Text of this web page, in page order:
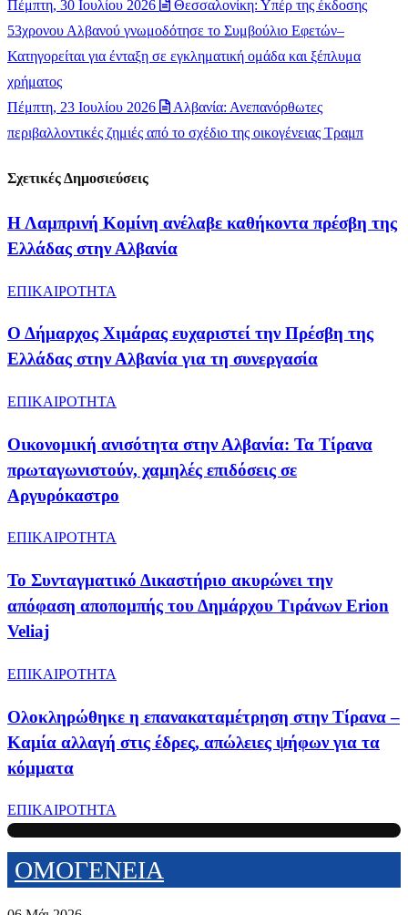
Πέμπτη, 30 Ιουλίου 2026
Θεσσαλονίκη: Υπέρ της έκδοσης
53χρονου Αλβανού γνωμοδότησε το Συμβούλιο Εφετών–
Κατηγορείται για ένταξη σε εγκληματική ομάδα και ξέπλυμα
χρήματος
Πέμπτη, 23 Ιουλίου 2026
Αλβανία: Ανεπανόρθωτες
περιβαλλοντικές ζημιές από το σχέδιο της οικογένειας Τραμπ
Σχετικές Δημοσιεύσεις
Η Λαμπρινή Κομίνη ανέλαβε καθήκοντα πρέσβη της
Ελλάδας στην Αλβανία
ΕΠΙΚΑΙΡΟΤΗΤΑ
Ο Δήμαρχος Χιμάρας ευχαριστεί την Πρέσβη της
Ελλάδας στην Αλβανία για τη συνεργασία
ΕΠΙΚΑΙΡΟΤΗΤΑ
Οικονομική ανισότητα στην Αλβανία: Τα Τίρανα
πρωταγωνιστούν, χαμηλές επιδόσεις σε
Αργυρόκαστρο
ΕΠΙΚΑΙΡΟΤΗΤΑ
Το Συνταγματικό Δικαστήριο ακυρώνει την
απόφαση αποπομπής του Δημάρχου Τιράνων Erion
Veliaj
ΕΠΙΚΑΙΡΟΤΗΤΑ
Ολοκληρώθηκε η επανακαταμέτρηση στην Τίρανα –
Καμία αλλαγή στις έδρες, απώλειες ψήφων για τα
κόμματα
ΕΠΙΚΑΙΡΟΤΗΤΑ
ΟΜΟΓΕΝΕΙΑ